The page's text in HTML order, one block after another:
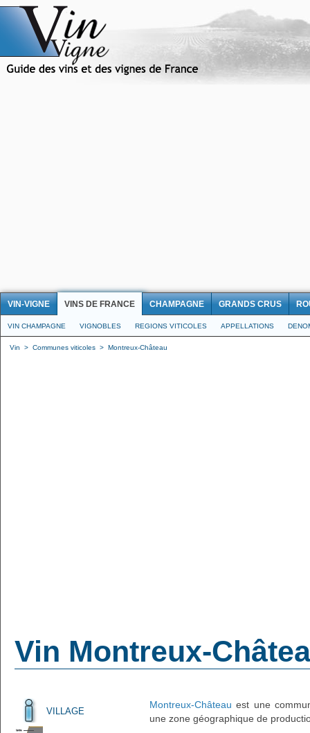
VIN-VIGNE VINS DE FRANCE CHAMPAGNE GRANDS CRUS
VIN CHAMPAGNE VIGNOBLES REGIONS VITICOLES APPELLATIONS
Vin > Communes viticoles > Montreux-Château
Vin Montreux-
VILLAGE
Montreux-Château est une
une zone géographique de